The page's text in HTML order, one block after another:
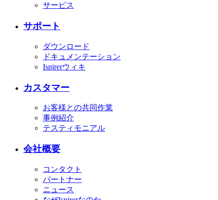
サービス
サポート
ダウンロード
ドキュメンテーション
Ispirerウィキ
カスタマー
お客様との共同作業
事例紹介
テスティモニアル
会社概要
コンタクト
パートナー
ニュース